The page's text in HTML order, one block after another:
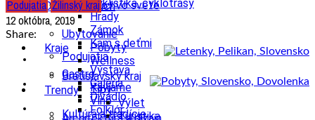
Cyklistika, cyklotrasy
Hrady
Zámok
Kam s deťmi
Podujatia
Výstava
Galéria
Divadlo
Folklór
U susedov vo svete
Cestovný ruch
Ubytovanie
Pobyty
Wellness
Gastro
Kaviarne
Víno
Kultúra a tradície
Kraje
Bratislavský kraj
Tipy
Výlet
Turistika
Trendy
Podujatia Žilinský kraj
12 októbra, 2019
Share: